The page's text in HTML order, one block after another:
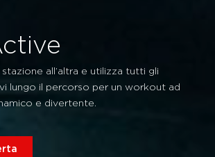
all’altra e utilizza tutti gli
lungo il percorso per un workout ad
e divertente.